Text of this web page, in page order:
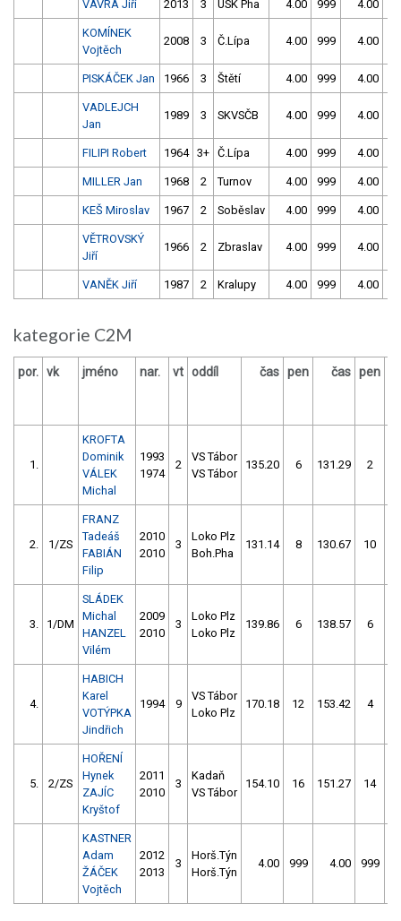
VÁVRA Jiří 2013 3 USK Pha 4.00 999 4.00
KOMÍNEK
Vojtěch
2008 3 Č.Lípa 4.00 999 4.00
PISKÁČEK Jan 1966 3 Štětí 4.00 999 4.00
VADLEJCH
Jan
1989 3 SKVSČB 4.00 999 4.00
FILIPI Robert 1964 3+ Č.Lípa 4.00 999 4.00
MILLER Jan 1968 2 Turnov 4.00 999 4.00
KEŠ Miroslav 1967 2 Soběslav 4.00 999 4.00
VĚTROVSKÝ
Jiří
1966 2 Zbraslav 4.00 999 4.00
VANĚK Jiří 1987 2 Kralupy 4.00 999 4.00
kategorie C2M
por. vk jméno nar. vt oddíl čas pen čas pen
1.
KROFTA
Dominik
VÁLEK
Michal
1993
1974
2
VS Tábor
VS Tábor
135.20 6 131.29 2
2. 1/ZS
FRANZ
Tadeáš
FABIÁN
Filip
2010
2010
3
Loko Plz
Boh.Pha
131.14 8 130.67 10
3. 1/DM
SLÁDEK
Michal
HANZEL
Vilém
2009
2010
3
Loko Plz
Loko Plz
139.86 6 138.57 6
4.
HABICH
Karel
VOTÝPKA
Jindřich
1994 9
VS Tábor
Loko Plz
170.18 12 153.42 4
5. 2/ZS
HOŘENÍ
Hynek
ZAJÍC
Kryštof
2011
2010
3
Kadaň
VS Tábor
154.10 16 151.27 14
KASTNER
Adam
ŽÁČEK
Vojtěch
2012
2013
3
Horš.Týn
Horš.Týn
4.00 999 4.00 999